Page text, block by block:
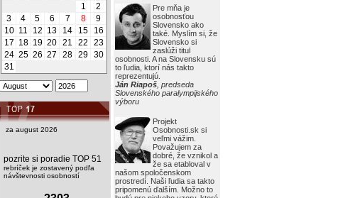
Pre mňa je
osobnosťou
Slovensko ako
také. Myslím si, že
Slovensko si
zaslúži titul
osobnosti. A na Slovensku sú
to ľudia, ktorí nás takto
reprezentujú.
Ján Riapoš , predseda
Slovenského paralympijského
výboru
Projekt
Osobnosti.sk si
veľmi vážim.
Považujem za
dobré, že vznikol a
že sa etabloval v
našom spoločenskom
prostredí. Naši ľudia sa takto
pripomenú ďalším. Možno to
1
2
3
4 5 6 7 8
9
10 11 12 13 14 15
16
17 18 19 20 21 22
23
24 25 26 27 28 29 30
31
za august 2026
pozrite si poradie TOP 51
rebríček je zostavený podľa
návštevnosti osobností